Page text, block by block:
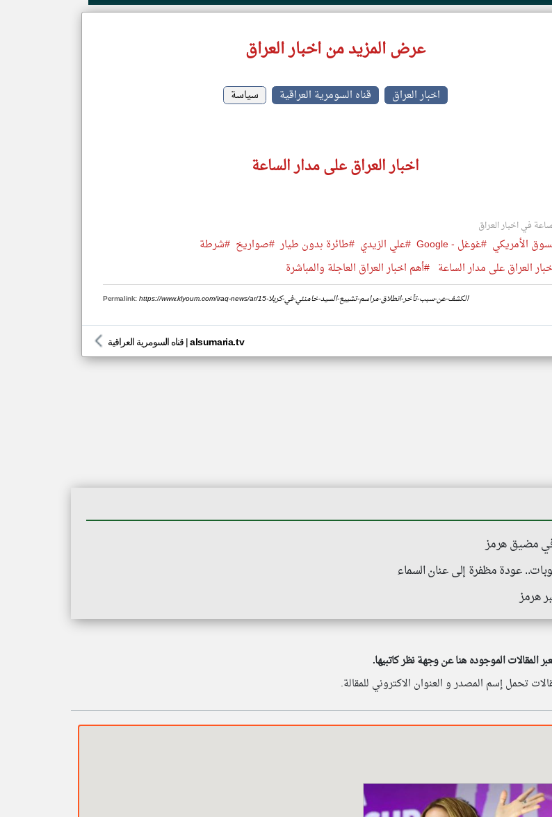
عرض المزيد من اخبار العراق
اخبار العراق قناه السومرية العراقية سياسة
اخبار العراق على مدار الساعة
في اخبار العراق
الأمريكي #غوغل - Google #علي الزيدي #طائرة بدون طيار #صواريخ #شرطة
العراق على مدار الساعة #أهم اخبار العراق العاجلة والمباشرة
Permalink: https://www.klyoum.com/iraq-news/ar/15-الكشف-عن-سبب-تأخر-انطلاق-مراسم-تشييع-السيد-خامنئي-في-كربلا
قناه السومرية العراقية |alsumaria.tv
مضيق هرمز
عودة مظفرة إلى عنان السماء
هرمز
المقالات الموجوده هنا عن وجهة نظر كاتبيها.
تحمل إسم المصدر و العنوان الاكتروني للمقالة.